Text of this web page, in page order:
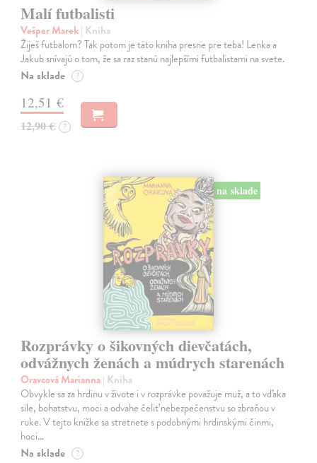
Malí futbalisti
Vešper Marek| Kniha
Žiješ futbalom? Tak potom je táto kniha presne pre teba! Lenka a
Jakub snívajú o tom, že sa raz stanú najlepšími futbalistami na svete.
Na sklade ?
12,51 €
12,90 € ?
na sklade
Rozprávky o šikovných dievčatách,
odvážnych ženách a múdrych starenách
Oravcová Marianna| Kniha
Obvykle sa za hrdinu v živote i v rozprávke považuje muž, a to vďaka
sile, bohatstvu, moci a odvahe čeliť nebezpečenstvu so zbraňou v
ruke. V tejto knižke sa stretnete s podobnými hrdinskými činmi,
hoci…
Na sklade ?